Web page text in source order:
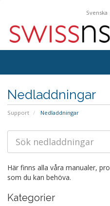
Svenska
Nedladdningar
Support Nedladdningar
Här finns alla våra manualer,
som du kan behöva.
Kategorier